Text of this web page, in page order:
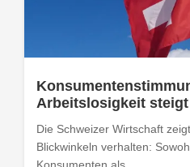
Arbeitslosigkeit steigt
Die Schweizer Wirtschaft
Blickwinkeln verhalten: